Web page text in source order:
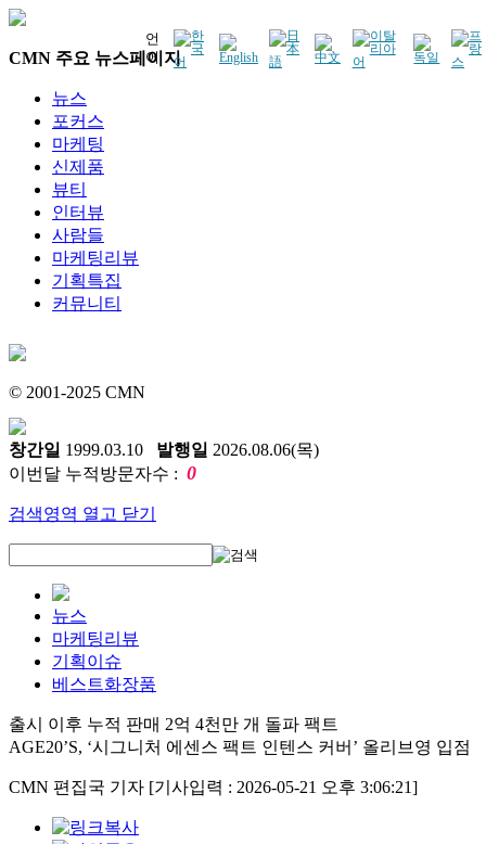
언
어
CMN 주요 뉴스페이지
뉴스
포커스
마케팅
신제품
뷰티
인터뷰
사람들
마케팅리뷰
기획특집
커뮤니티
© 2001-2025 CMN
창간일 1999.03.10 발행일 2026.08.06(목)
이번달 누적방문자수 : 0
검색영역 열고 닫기
뉴스
마케팅리뷰
기획이슈
베스트화장품
출시 이후 누적 판매 2억 4천만 개 돌파 팩트
AGE20’S, ‘시그니처 에센스 팩트 인텐스 커버’ 올리브영 입점
CMN 편집국 기자 [기사입력 : 2026-05-21 오후 3:06:21]